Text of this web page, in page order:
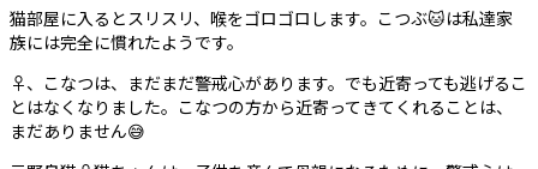
猫部屋に入るとスリスリ、喉をゴロゴロします。こつぶ🐱は私達家
族には完全に慣れたようです。
♀️、こなつは、まだまだ警戒心があります。でも近寄っても逃げるこ
とはなくなりました。こなつの方から近寄ってきてくれることは、
まだありません😅